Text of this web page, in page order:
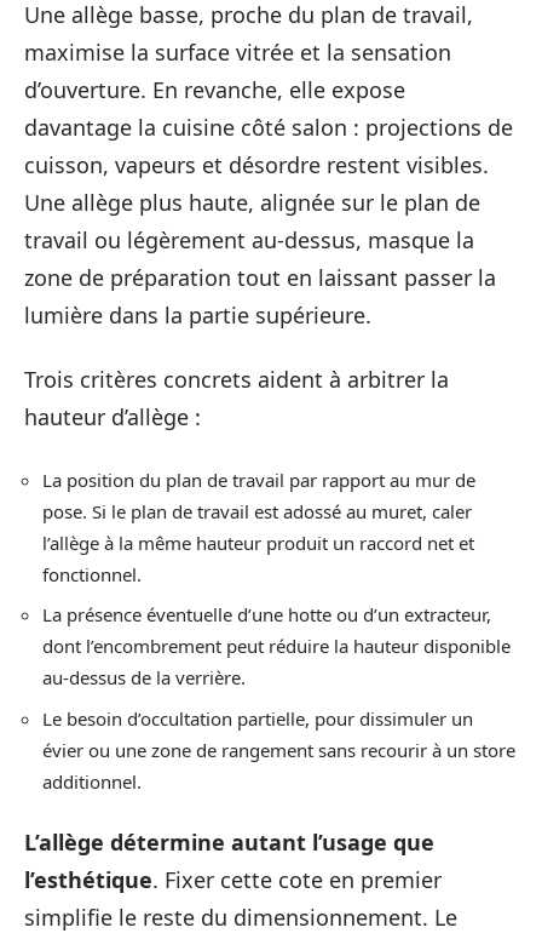
Une allège basse, proche du plan de travail,
maximise la surface vitrée et la sensation
d’ouverture. En revanche, elle expose
davantage la cuisine côté salon : projections de
cuisson, vapeurs et désordre restent visibles.
Une allège plus haute, alignée sur le plan de
travail ou légèrement au-dessus, masque la
zone de préparation tout en laissant passer la
lumière dans la partie supérieure.
Trois critères concrets aident à arbitrer la
hauteur d’allège :
La position du plan de travail par rapport au mur de
pose. Si le plan de travail est adossé au muret, caler
l’allège à la même hauteur produit un raccord net et
fonctionnel.
La présence éventuelle d’une hotte ou d’un extracteur,
dont l’encombrement peut réduire la hauteur disponible
au-dessus de la verrière.
Le besoin d’occultation partielle, pour dissimuler un
évier ou une zone de rangement sans recourir à un store
additionnel.
L’allège détermine autant l’usage que
l’esthétique. Fixer cette cote en premier
simplifie le reste du dimensionnement. Le